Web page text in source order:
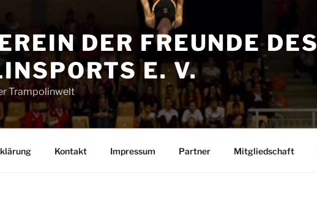
DER FREUNDE DES
E. V.
Trampolinwelt
Kontakt Impressum Partner Mitgliedschaft